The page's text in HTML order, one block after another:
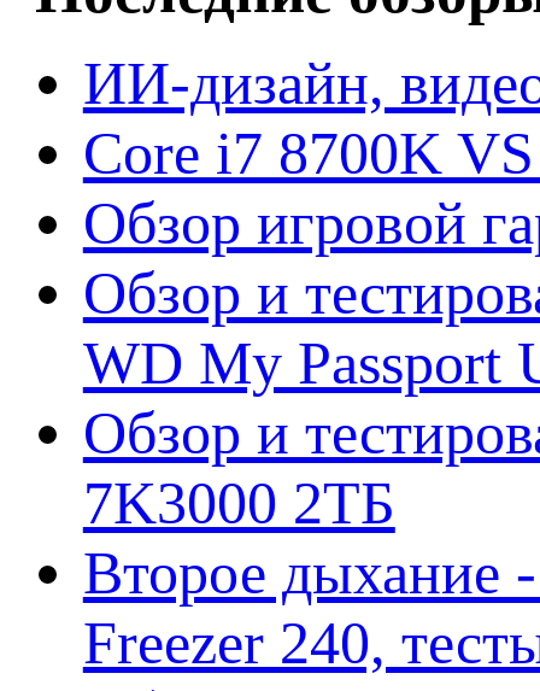
ИИ-дизайн,
Core i7 8700K
Обзор игровой
Обзор и
WD My Passport
Обзор и
7K3000 2ТБ
Второе дыхание
Freezer 240,